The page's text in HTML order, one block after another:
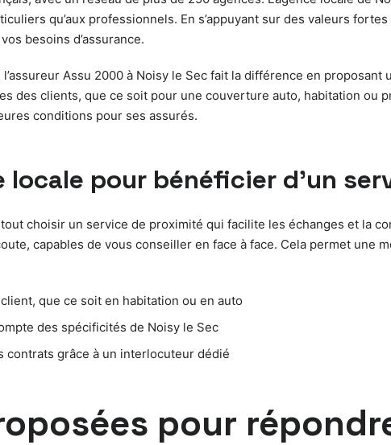
qu’aux professionnels. En s’appuyant sur des valeurs
besoins d’assurance.
Assu 2000 à Noisy le Sec fait la différence en
des clients, que ce soit pour une couverture auto, habitation ou
conditions pour ses assurés.
locale pour bénéficier d’un
tout choisir un service de proximité qui facilite les échanges et la
capables de vous conseiller en face à face. Cela permet une
que ce soit en habitation ou en auto
des spécificités de Noisy le Sec
grâce à un interlocuteur dédié
pour